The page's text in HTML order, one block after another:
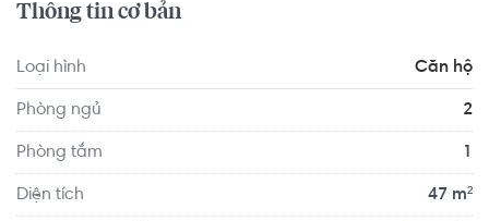
vụ cư dân như: trung tâm thương mại mua sắm, hồ bơi
ngoài trời, công viên cây xanh, khu vực vui chơi cho bé,
ban công và sân phơi riêng biệt, tầng 4 – 10 – 16 – 22 có
vườn treo trên không…
Thông tin cơ bản
Loại hình Căn hộ
Phòng ngủ 2
Phòng tắm 1
Diện tích 47 m²